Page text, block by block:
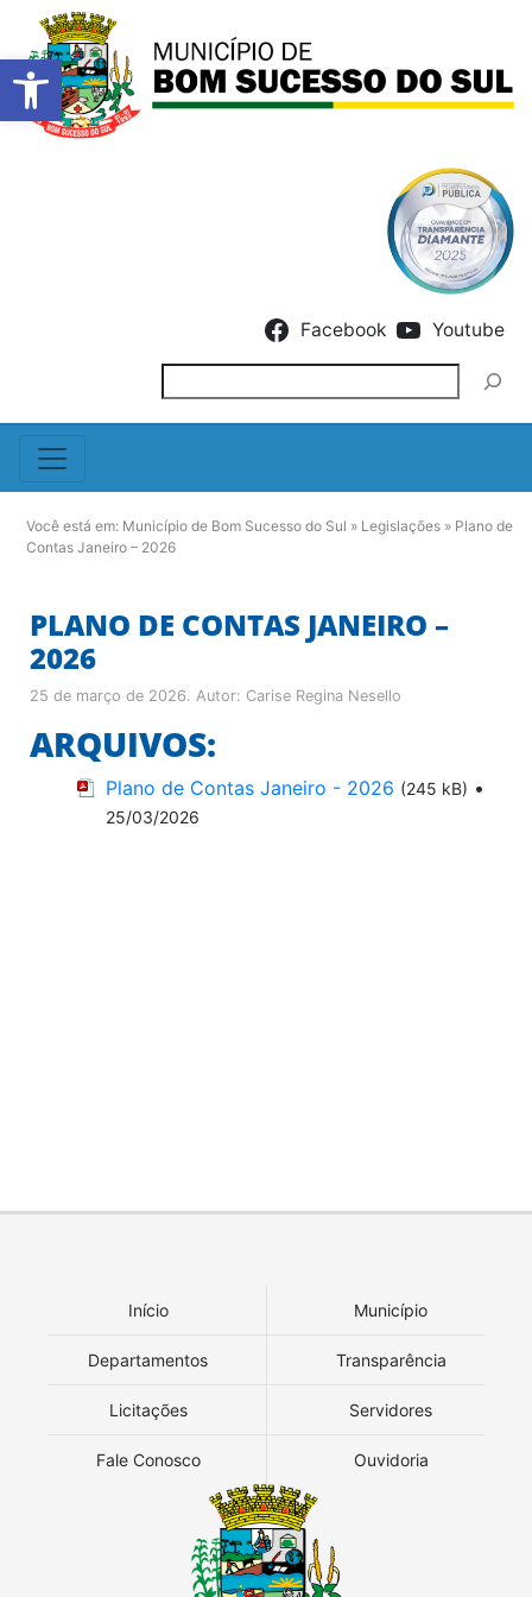
Barra de Ferramentas
Facebook Youtube
Você está em: Município de Bom Sucesso do Sul » Legislações » Plano de
Contas Janeiro – 2026
PLANO DE CONTAS JANEIRO –
2026
25 de março de 2026. Autor: Carise Regina Nesello
ARQUIVOS:
Plano de Contas Janeiro - 2026 (245 kB) •
25/03/2026
Início Município
Departamentos Transparência
Licitações Servidores
Fale Conosco Ouvidoria